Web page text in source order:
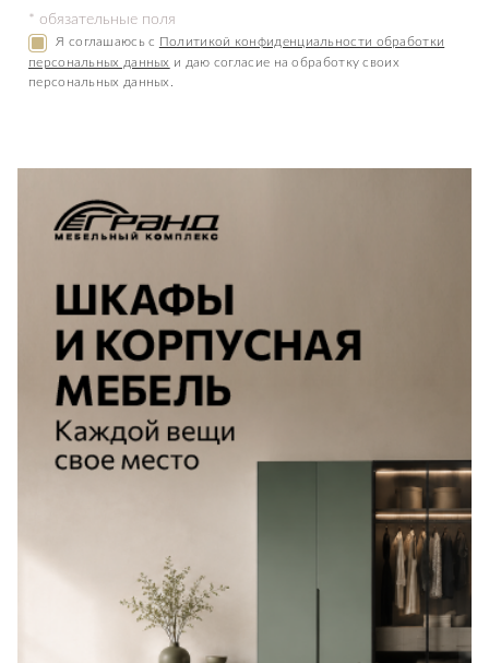
* обязательные поля
Я соглашаюсь с Политикой конфиденциальности обработки
персональных данных и даю согласие на обработку своих
персональных данных.